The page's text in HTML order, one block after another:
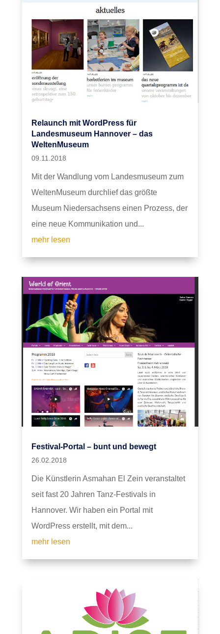
Relaunch mit WordPress für
Landesmuseum Hannover – das
WeltenMuseum
09.11.2018
Mit der Wandlung vom Landesmuseum zum
WeltenMuseum durchlief das größte
Museum Niedersachsens einen Prozess, der
eine neue Kommunikation und...
mehr lesen
Festival-Portal – bunt und bewegt
26.02.2018
Die Künstlerin Asmahan El Zein veranstaltet
seit fast 20 Jahren Tanz-Festivals in
Hannover. Wir haben ein Portal mit
WordPress erstellt, mit dem...
mehr lesen